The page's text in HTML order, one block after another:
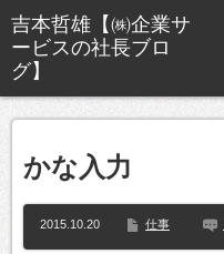
かな入力
2015.10.20 仕事